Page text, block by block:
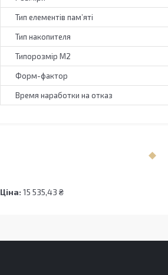
Тип елементів пам’яті
Тип накопителя
Типорозмір M2
Форм-фактор
Время наработки на отказ
Ціна: 15 535,43 ₴